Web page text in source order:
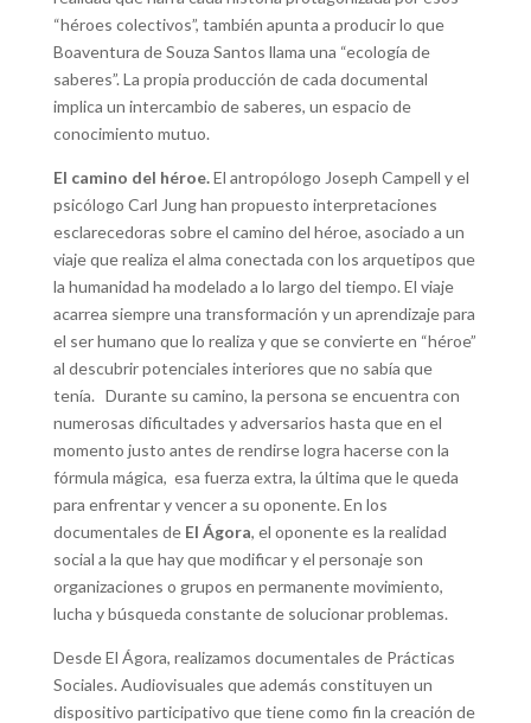
“héroes colectivos”, también apunta a producir lo que
Boaventura de Souza Santos llama una “ecología de
saberes”. La propia producción de cada documental
implica un intercambio de saberes, un espacio de
conocimiento mutuo.
El camino del héroe.El antropólogo Joseph Campell y el
psicólogo Carl Jung han propuesto interpretaciones
esclarecedoras sobre el camino del héroe, asociado a un
viaje que realiza el alma conectada con los arquetipos que
la humanidad ha modelado a lo largo del tiempo. El viaje
acarrea siempre una transformación y un aprendizaje para
el ser humano que lo realiza y que se convierte en “héroe”
al descubrir potenciales interiores que no sabía que
tenía. Durante su camino, la persona se encuentra con
numerosas dificultades y adversarios hasta que en el
momento justo antes de rendirse logra hacerse con la
fórmula mágica, esa fuerza extra, la última que le queda
para enfrentar y vencer a su oponente. En los
documentales de El Ágora, el oponente es la realidad
social a la que hay que modificar y el personaje son
organizaciones o grupos en permanente movimiento,
lucha y búsqueda constante de solucionar problemas.
Desde El Ágora, realizamos documentales de Prácticas
Sociales. Audiovisuales que además constituyen un
dispositivo participativo que tiene como fin la creación de